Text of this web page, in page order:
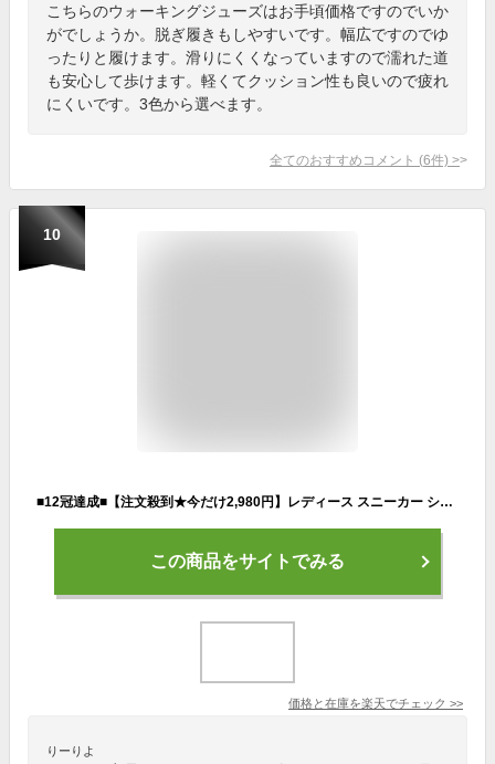
こちらのウォーキングジューズはお手頃価格ですのでいか
がでしょうか。脱ぎ履きもしやすいです。幅広ですのでゆ
ったりと履けます。滑りにくくなっていますので濡れた道
も安心して歩けます。軽くてクッション性も良いので疲れ
にくいです。3色から選べます。
全てのおすすめコメント (6件) >
10
■12冠達成■【注文殺到★今だけ2,980円】レディース スニーカー シューズ 靴 ランニングシューズ ウォーキングシューズ 黒 フィットネスシューズ ランニング レディースシューズ 軽量 トレーニングシューズ ウォーキング 運動靴 白 レディーススニーカー
この商品をサイトでみる
価格と在庫を楽天でチェック >>
りーりよ